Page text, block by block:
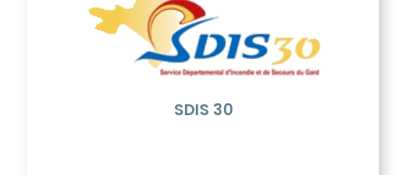
SDIS 30
Consacré par la loi 96-369 du 3 mai 1996 dite "loi de
Départementalisation", le Service Départemental
d'Incendie et de Secours regroupe l'ensemble des
entités sapeurs-pompiers du département et les
Centres d'Incendie et de Secours, au sein du